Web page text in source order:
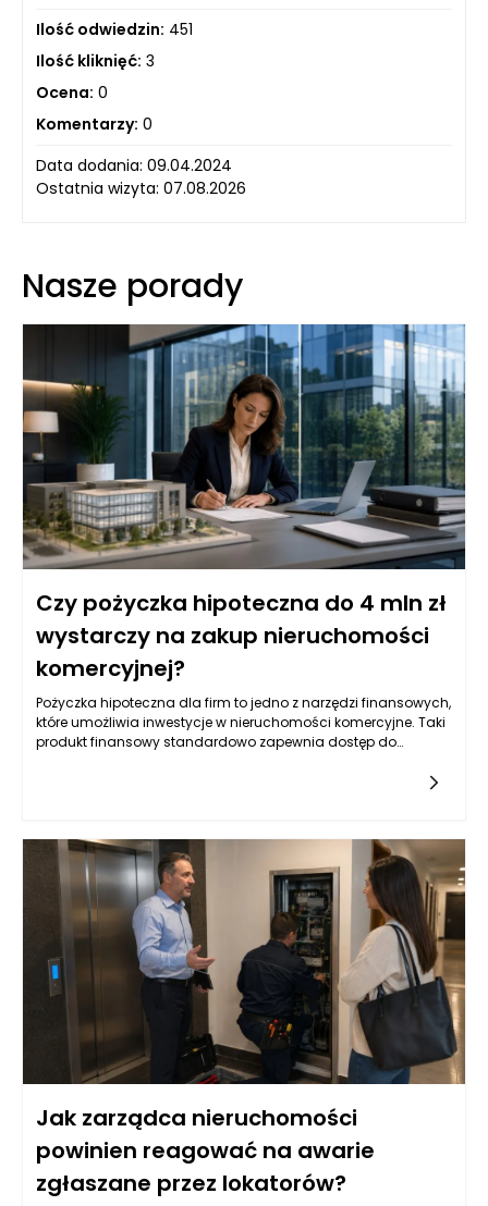
Ilość odwiedzin: 451
Ilość kliknięć: 3
Ocena: 0
Komentarzy: 0
Data dodania: 09.04.2024
Ostatnia wizyta: 07.08.2026
Nasze porady
Czy pożyczka hipoteczna do 4 mln zł
wystarczy na zakup nieruchomości
komercyjnej?
Pożyczka hipoteczna dla firm to jedno z narzędzi finansowych,
które umożliwia inwestycje w nieruchomości komercyjne. Taki
produkt finansowy standardowo zapewnia dostęp do
komercyjnych. Na rynku istnieje wiele różnych ofert, które mogą
różnić się pod względem oprocentowania, okresu spłaty oraz
wymaganych zabezpieczeń. Kluczowym aspektem dla firm
jest również analiza warunków umowy oraz kosztów
dodatkowych związanych z pozyskiwaniem takiego
finansowania. Przed podjęciem decyzji o wyborze
odpowiedniej pożyczki hipotecznej, warto przeanalizować
wszystkie dostępne opcje i zrozumieć, jakie obowiązki i
zobowiązania będą się wiązać z zaciągnięciem takiego
Jak zarządca nieruchomości
powinien reagować na awarie
zgłaszane przez lokatorów?